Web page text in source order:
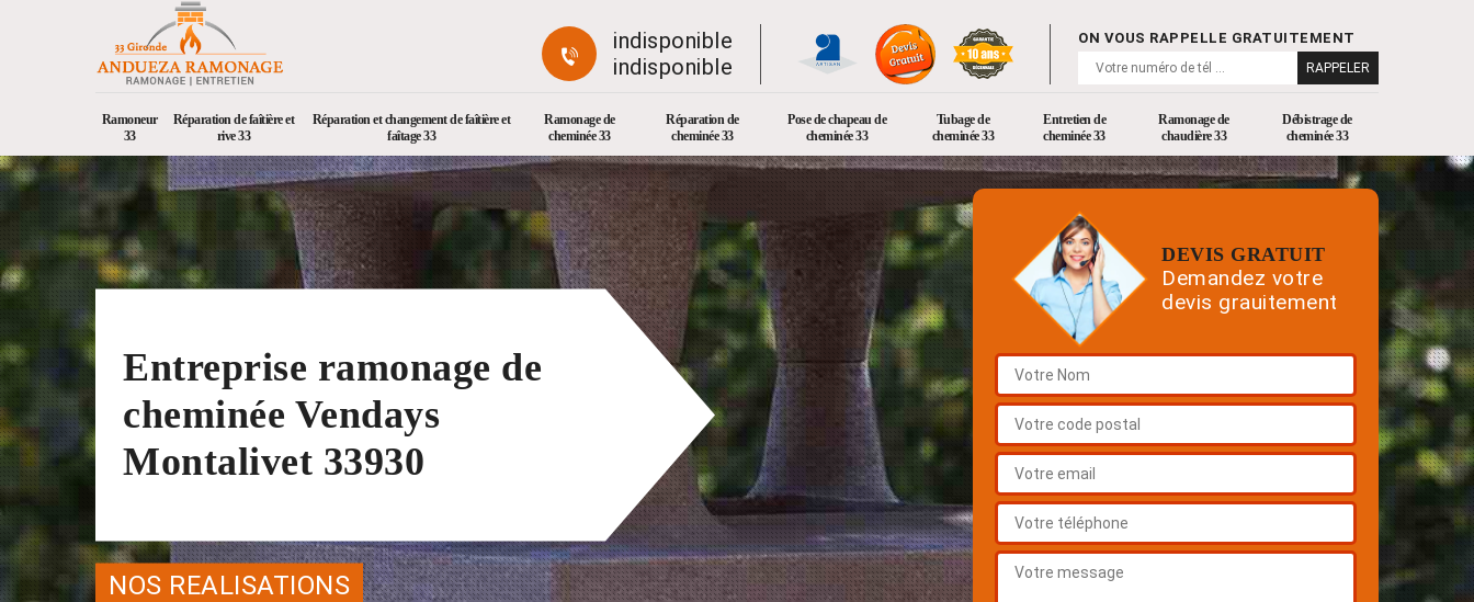
indisponible
indisponible
ON VOUS RAPPELLE GRATUITEMENT
Ramoneur
33
Réparation de faîtière et
rive 33
Réparation et changement de faîtière et
faîtage 33
Ramonage de
cheminée 33
Réparation de
cheminée 33
Pose de chapeau de
cheminée 33
Tubage de
cheminée 33
Entretien de
cheminée 33
Ramonage de
chaudière 33
Débistrage de
cheminée 33
Entreprise ramonage de
cheminée Vendays
Montalivet 33930
NOS REALISATIONS
DEVIS GRATUIT
Demandez votre
devis grauitement